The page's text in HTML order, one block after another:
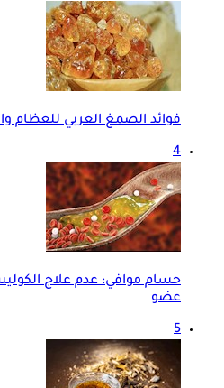
فوائد الصمغ العربي للعظام
4
حسام موافي: عدم علاج
عضو
5